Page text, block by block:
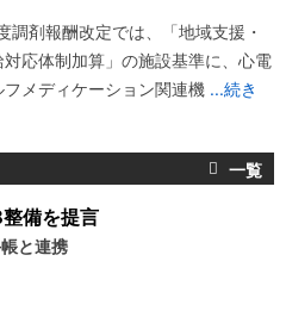
剤報酬改定では、「地域支援・
対応体制加算」の施設基準に、心電
メディケーション関連機 ...続き
備を提言
と連携